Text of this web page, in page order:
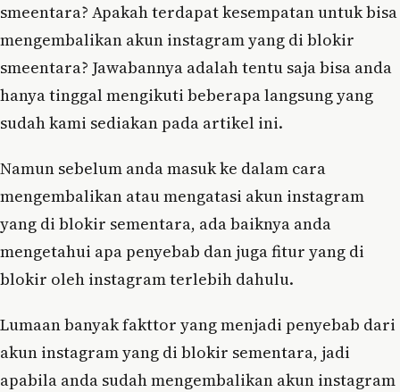
smeentara? Apakah terdapat kesempatan untuk bisa
mengembalikan akun instagram yang di blokir
smeentara? Jawabannya adalah tentu saja bisa anda
hanya tinggal mengikuti beberapa langsung yang
sudah kami sediakan pada artikel ini.
Namun sebelum anda masuk ke dalam cara
mengembalikan atau mengatasi akun instagram
yang di blokir sementara, ada baiknya anda
mengetahui apa penyebab dan juga fitur yang di
blokir oleh instagram terlebih dahulu.
Lumaan banyak fakttor yang menjadi penyebab dari
akun instagram yang di blokir sementara, jadi
apabila anda sudah mengembalikan akun instagram